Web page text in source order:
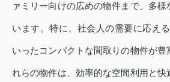
ァミリー向けの広めの物件まで、多様
います。特に、社会人の需要に応え
いったコンパクトな間取りの物件が豊
れらの物件は、効率的な空間利用と快